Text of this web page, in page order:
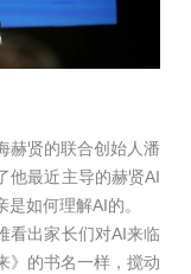
赫贤的联合创始人潘
他最近主导的赫贤AI
如何理解AI的。
看出家长们对AI来临
》的书名一样，搅动